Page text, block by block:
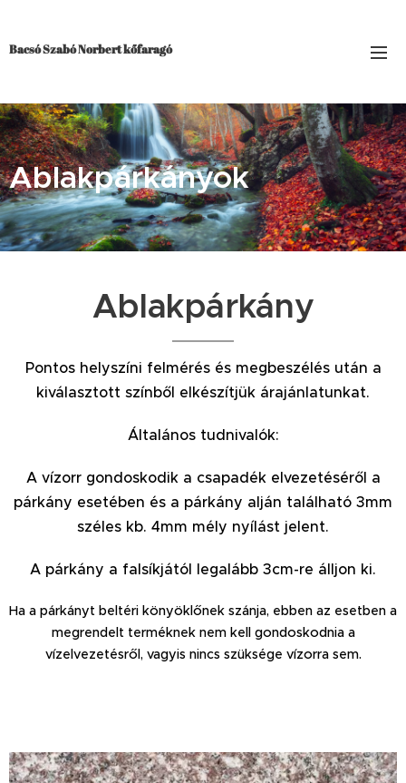
Bacsó Szabó Norbert kőfaragó
Ablakpárkányok
Ablakpárkány
Pontos helyszíni felmérés és megbeszélés után a
kiválasztott színből elkészítjük árajánlatunkat.
Általános tudnivalók:
A vízorr gondoskodik a csapadék elvezetéséről a
párkány esetében és a párkány alján található 3mm
széles kb. 4mm mély nyílást jelent.
A párkány a falsíkjától legalább 3cm-re álljon ki.
Ha a párkányt beltéri könyöklőnek szánja, ebben az esetben a
megrendelt terméknek nem kell gondoskodnia a
vízelvezetésről, vagyis nincs szüksége vízorra sem.